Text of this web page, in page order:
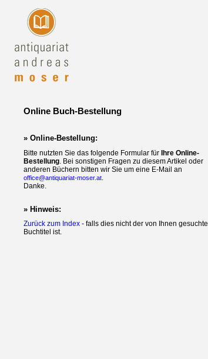
Online Buch-Bestellung
» Online-Bestellung:
Bitte nutzten Sie das folgende Formular für Ihre Online-
Bestellung . Bei sonstigen Fragen zu diesem Artikel oder
anderen Büchern bitten wir Sie um eine E-Mail an
office@antiquariat-moser.at
Danke.
» Hinweis:
Zurück zum Index - falls dies nicht der von Ihnen gesuchte
Buchtitel ist.